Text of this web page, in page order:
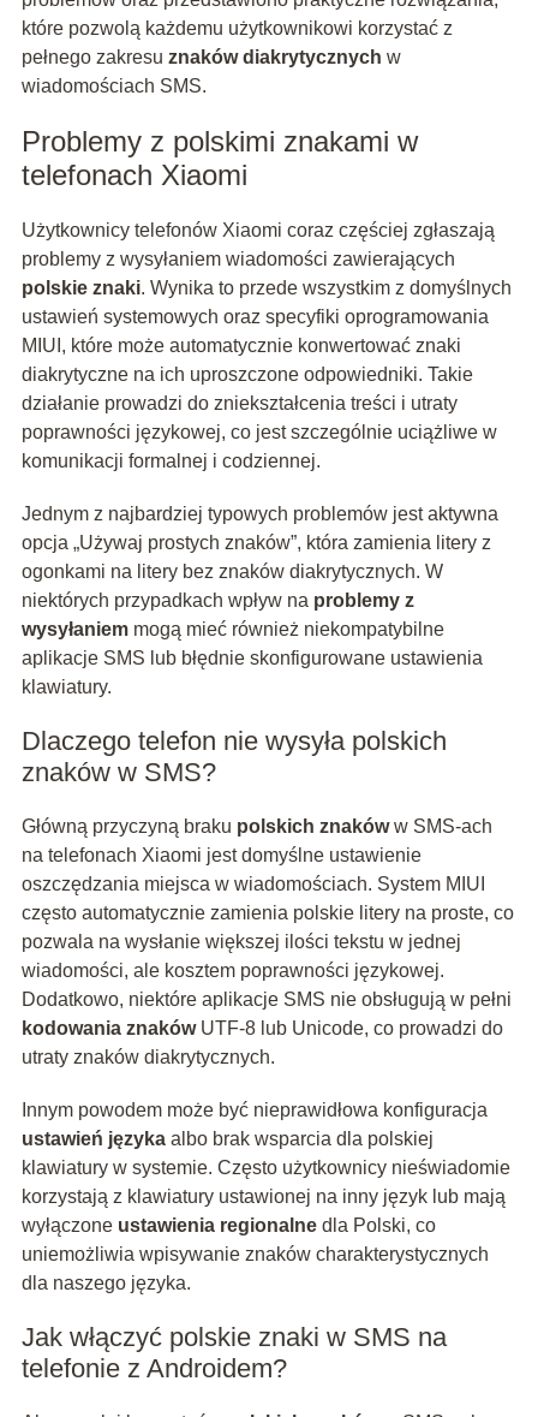
które pozwolą każdemu użytkownikowi korzystać z
pełnego zakresu znaków diakrytycznych w
wiadomościach SMS.
Problemy z polskimi znakami w
telefonach Xiaomi
Użytkownicy telefonów Xiaomi coraz częściej zgłaszają
problemy z wysyłaniem wiadomości zawierających
polskie znaki. Wynika to przede wszystkim z domyślnych
ustawień systemowych oraz specyfiki oprogramowania
MIUI, które może automatycznie konwertować znaki
diakrytyczne na ich uproszczone odpowiedniki. Takie
działanie prowadzi do zniekształcenia treści i utraty
poprawności językowej, co jest szczególnie uciążliwe w
komunikacji formalnej i codziennej.
Jednym z najbardziej typowych problemów jest aktywna
opcja „Używaj prostych znaków”, która zamienia litery z
ogonkami na litery bez znaków diakrytycznych. W
niektórych przypadkach wpływ na problemy z
wysyłaniemmogą mieć również niekompatybilne
aplikacje SMS lub błędnie skonfigurowane ustawienia
klawiatury.
Dlaczego telefon nie wysyła polskich
znaków w SMS?
Główną przyczyną braku polskich znakóww SMS-ach
na telefonach Xiaomi jest domyślne ustawienie
oszczędzania miejsca w wiadomościach. System MIUI
często automatycznie zamienia polskie litery na proste, co
pozwala na wysłanie większej ilości tekstu w jednej
wiadomości, ale kosztem poprawności językowej.
Dodatkowo, niektóre aplikacje SMS nie obsługują w pełni
kodowania znakówUTF-8 lub Unicode, co prowadzi do
utraty znaków diakrytycznych.
Innym powodem może być nieprawidłowa konfiguracja
ustawień językaalbo brak wsparcia dla polskiej
klawiatury w systemie. Często użytkownicy nieświadomie
korzystają z klawiatury ustawionej na inny język lub mają
wyłączone ustawienia regionalnedla Polski, co
uniemożliwia wpisywanie znaków charakterystycznych
dla naszego języka.
Jak włączyć polskie znaki w SMS na
telefonie z Androidem?